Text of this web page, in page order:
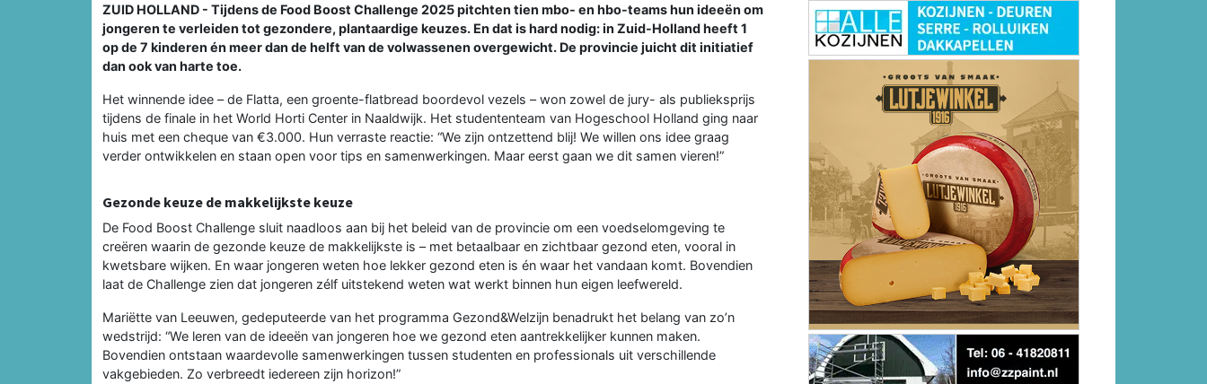
ZUID HOLLAND - Tijdens de Food Boost Challenge 2025 pitchten tien mbo- en hbo-teams hun ideeën om
jongeren te verleiden tot gezondere, plantaardige keuzes. En dat is hard nodig: in Zuid-Holland heeft 1
op de 7 kinderen én meer dan de helft van de volwassenen overgewicht. De provincie juicht dit initiatief
dan ook van harte toe.
Het winnende idee – de Flatta, een groente-flatbread boordevol vezels – won zowel de jury- als publieksprijs
tijdens de finale in het World Horti Center in Naaldwijk. Het studententeam van Hogeschool Holland ging naar
huis met een cheque van €3.000. Hun verraste reactie: “We zijn ontzettend blij! We willen ons idee graag
verder ontwikkelen en staan open voor tips en samenwerkingen. Maar eerst gaan we dit samen vieren!”
Gezonde keuze de makkelijkste keuze
De Food Boost Challenge sluit naadloos aan bij het beleid van de provincie om een voedselomgeving te
creëren waarin de gezonde keuze de makkelijkste is – met betaalbaar en zichtbaar gezond eten, vooral in
kwetsbare wijken. En waar jongeren weten hoe lekker gezond eten is én waar het vandaan komt. Bovendien
laat de Challenge zien dat jongeren zélf uitstekend weten wat werkt binnen hun eigen leefwereld.
Mariëtte van Leeuwen, gedeputeerde van het programma Gezond&Welzijn benadrukt het belang van zo’n
wedstrijd: “We leren van de ideeën van jongeren hoe we gezond eten aantrekkelijker kunnen maken.
Bovendien ontstaan waardevolle samenwerkingen tussen studenten en professionals uit verschillende
vakgebieden. Zo verbreedt iedereen zijn horizon!”